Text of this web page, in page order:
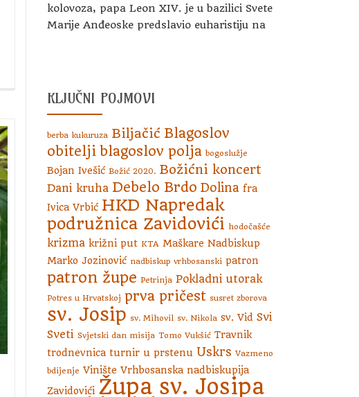
kolovoza, papa Leon XIV. je u bazilici Svete
Marije Anđeoske predslavio euharistiju na
KLJUČNI POJMOVI
berba kukuruza Biljačić Blagoslov
obitelji blagoslov polja bogoslužje
Bojan Ivešić Božić 2020. Božićni koncert
Dani kruha Debelo Brdo Dolina fra
Ivica Vrbić HKD Napredak
podružnica Zavidovići hodočašće
krizma križni put KTA Maškare Nadbiskup
Marko Jozinović nadbiskup vrhbosanski patron
patron župe Petrinja Pokladni utorak
Potres u Hrvatskoj prva pričest susret zborova
sv. Josip sv. Mihovil sv. Nikola sv. Vid Svi
Sveti Svjetski dan misija Tomo Vukšić Travnik
trodnevnica turnir u prstenu Uskrs Vazmeno
bdijenje Vinište Vrhbosanska nadbiskupija
Zavidovići Župa sv. Josipa